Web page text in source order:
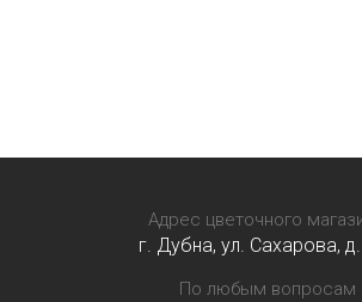
Адрес цветочного
г. Дубна, ул. Сахарова,
По любым вопросам